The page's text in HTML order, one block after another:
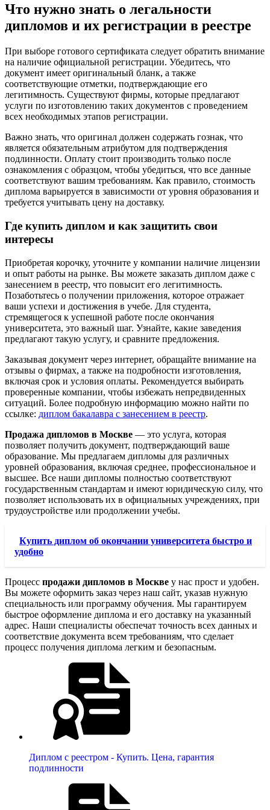
Что нужно знать о легальности
дипломов и их регистрации в реестре
При выборе готового сертификата следует обратить внимание
на наличие официальной регистрации. Убедитесь, что
документ имеет оригинальный бланк, а также
соответствующие отметки, подтверждающие его
легитимность. Существуют фирмы, которые предлагают
услуги по изготовлению таких документов с проведением
всех необходимых этапов регистрации.
Важно знать, что оригинал должен содержать гознак, что
является обязательным атрибутом для подтверждения
подлинности. Оплату стоит производить только после
ознакомления с образцом, чтобы убедиться, что все данные
соответствуют вашим требованиям. Как правило, стоимость
диплома варьируется в зависимости от уровня образования и
требуется учитывать цену на доставку.
Где купить диплом и как защитить свои
интересы
Приобретая корочку, уточните у компании наличие лицензии
и опыт работы на рынке. Вы можете заказать диплом даже с
занесением в реестр, что повысит его легитимность.
Позаботьтесь о получении приложения, которое отражает
ваши успехи и достижения в учебе. Для студента,
стремящегося к успешной работе после окончания
университета, это важный шаг. Узнайте, какие заведения
предлагают такую услугу, и сравните предложения.
Заказывая документ через интернет, обращайте внимание на
отзывы о фирмах, а также на подробности изготовления,
включая срок и условия оплаты. Рекомендуется выбирать
проверенные компании, чтобы избежать непредвиденных
ситуаций. Более подробную информацию можно найти по
ссылке: диплом бакалавра с занесением в реестр.
Продажа дипломов в Москве — это услуга, которая
позволяет получить документ, подтверждающий ваше
образование. Мы предлагаем дипломы для различных
уровней образования, включая среднее, профессиональное и
высшее. Все наши дипломы полностью соответствуют
государственным стандартам и имеют юридическую силу, что
позволяет использовать их в официальных учреждениях, при
трудоустройстве или продолжении учебы.
Купить диплом об окончании университета быстро и
удобно
Процесс продажи дипломов в Москве у нас прост и удобен.
Вы можете оформить заказ через наш сайт, указав нужную
специальность или программу обучения. Мы гарантируем
быстрое оформление диплома и его доставку на указанный
адрес. Наши специалисты обеспечат точность всех данных и
соответствие документа всем требованиям, что сделает
процесс получения диплома легким и безопасным.
Диплом с реестром - Купить. Цена, гарантия
подлинности